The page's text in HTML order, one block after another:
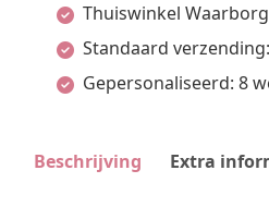
Roségoud
Thuiswinkel
Standaard
Gepersonaliseerd: 8
Beschrijving Extra